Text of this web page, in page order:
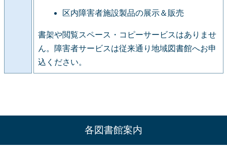
区内障害者施設製品の展示＆販売
書架や閲覧スペース・コピーサービスはありませ
ん。障害者サービスは従来通り地域図書館へお申
込ください。
各図書館案内